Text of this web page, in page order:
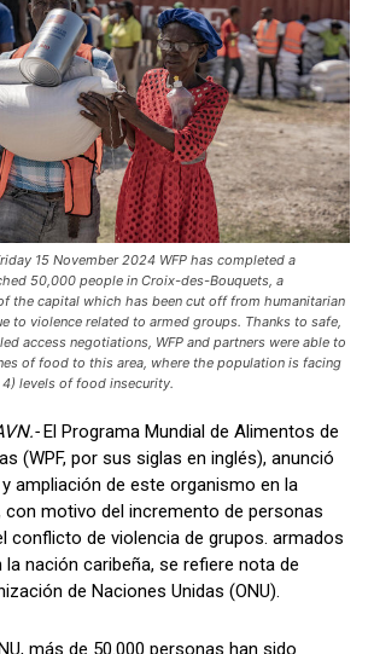
15 November 2024 WFP has completed a
50,000 people in Croix-des-Bouquets, a
the capital which has been cut off from humanitarian
to violence related to armed groups. Thanks to safe,
access negotiations, WFP and partners were able to
of food to this area, where the population is facing
levels of food insecurity.
El Programa Mundial de Alimentos de
(WPF, por sus siglas en inglés), anunció
ampliación de este organismo en la
con motivo del incremento de personas
conflicto de violencia de grupos. armados
la nación caribeña, se refiere nota de
de Naciones Unidas (ONU).
más de 50.000 personas han sido